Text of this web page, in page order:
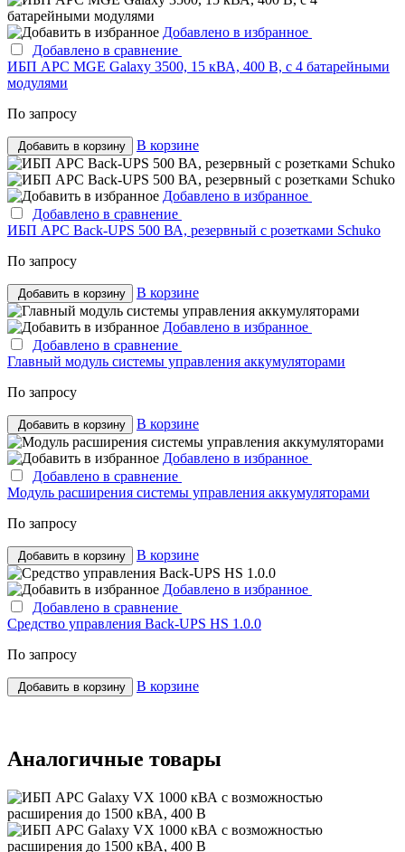
Добавлено в избранное
Добавлено в сравнение
ИБП APC MGE Galaxy 3500, 15 кВА, 400 В, с 4 батарейными
модулями
По запросу
Добавить в корзину В корзине
Добавлено в избранное
Добавлено в сравнение
ИБП APC Back-UPS 500 ВА, резервный с розетками Schuko
По запросу
Добавить в корзину В корзине
Добавлено в избранное
Добавлено в сравнение
Главный модуль системы управления аккумуляторами
По запросу
Добавить в корзину В корзине
Добавлено в избранное
Добавлено в сравнение
Модуль расширения системы управления аккумуляторами
По запросу
Добавить в корзину В корзине
Добавлено в избранное
Добавлено в сравнение
Средство управления Back-UPS HS 1.0.0
По запросу
Добавить в корзину В корзине
Аналогичные товары